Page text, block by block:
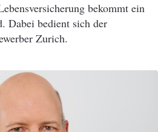
bekommt ein
Dabei bedient sich der
Zurich.